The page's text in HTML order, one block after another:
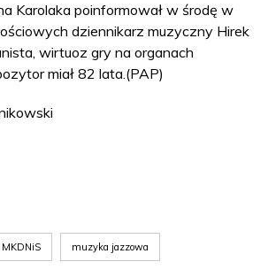
Karolaka poinformował w środę w
dziennikarz muzyczny Hirek
wirtuoz gry na organach
miał 82 lata.(PAP)
MKDNiS muzyka jazzowa